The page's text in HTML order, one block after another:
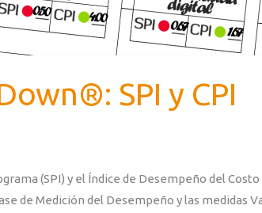
SPI y CPI
(SPI) y el Índice de Desempeño del Costo
de Medición del Desempeño y las medidas